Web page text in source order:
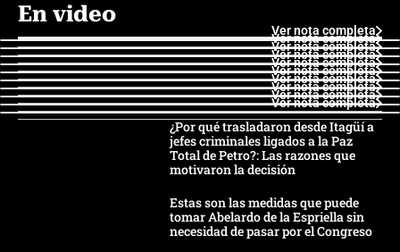
En video
Ver nota completa
Ver nota completa
Ver nota completa
Ver nota completa
Ver nota completa
Ver nota completa
Ver nota completa
Ver nota completa
Ver nota completa
Ver nota completa
¿Por qué trasladaron desde Itagüí a
jefes criminales ligados a la Paz
Total de Petro?: Las razones que
motivaron la decisión
Estas son las medidas que puede
tomar Abelardo de la Espriella sin
necesidad de pasar por el Congreso